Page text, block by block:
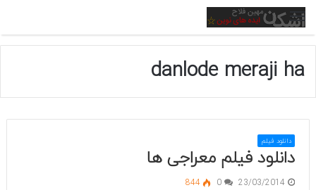
منو
danlode meraji ha
دانلود فیلم
دانلود فیلم معراجی ها
23/03/2014
0
844